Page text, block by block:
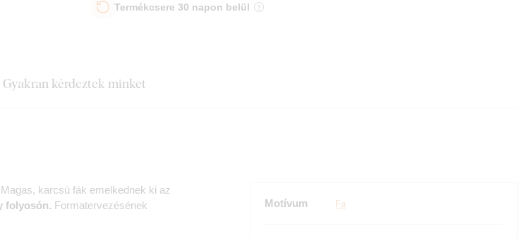
Termékcsere 30 napon belül
Gyakran kérdeztek minket
karcsú fák emelkednek ki az
folyosón. Formatervezésének
Motívum Fa